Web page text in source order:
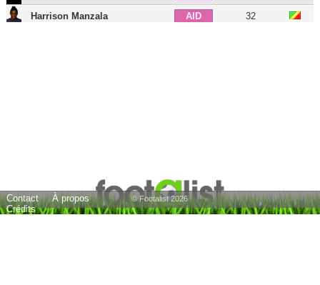
Harrison Manzala AID 32
Stéphane Bahoken BU 34
Contact
À propos
Crédits
© Footalist 2026